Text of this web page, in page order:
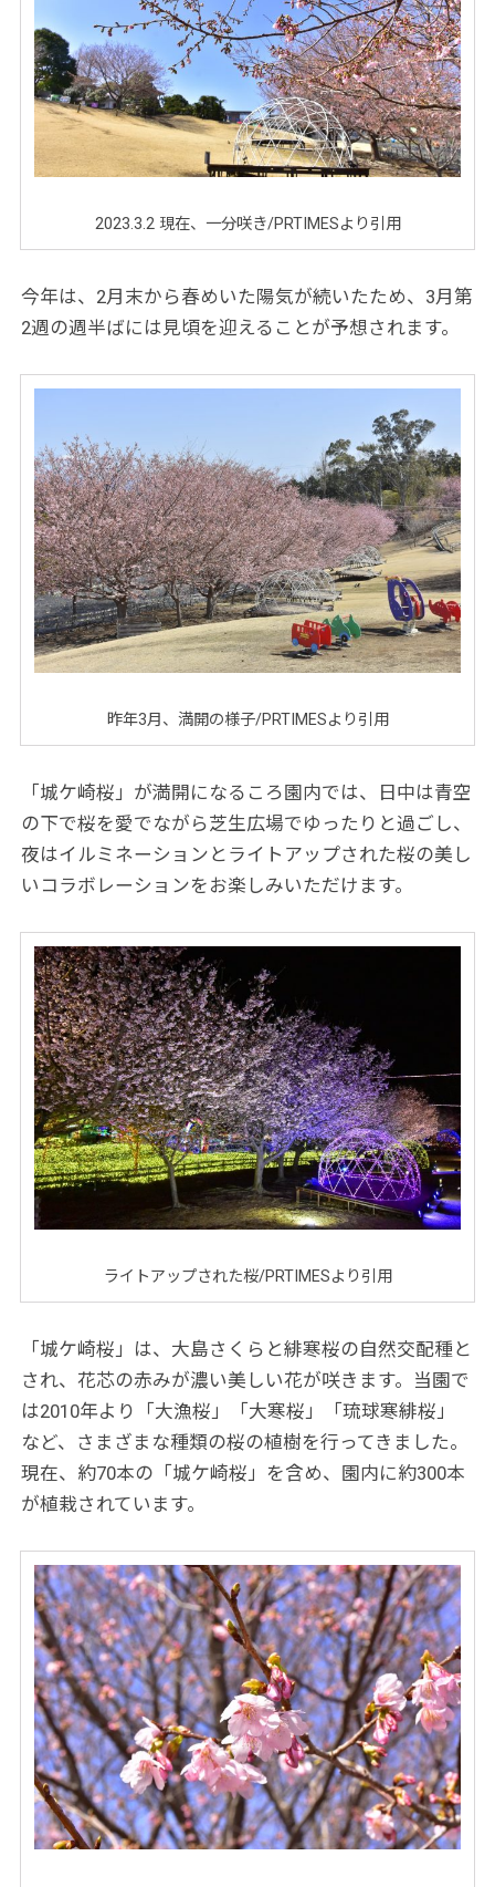
2023.3.2 現在、一分咲き/PRTIMESより引用
今年は、2月末から春めいた陽気が続いたため、3月第
2週の週半ばには見頃を迎えることが予想されます。
昨年3月、満開の様子/PRTIMESより引用
「城ケ崎桜」が満開になるころ園内では、日中は青空
の下で桜を愛でながら芝生広場でゆったりと過ごし、
夜はイルミネーションとライトアップされた桜の美し
いコラボレーションをお楽しみいただけます。
ライトアップされた桜/PRTIMESより引用
「城ケ崎桜」は、大島さくらと緋寒桜の自然交配種と
され、花芯の赤みが濃い美しい花が咲きます。当園で
は2010年より「大漁桜」「大寒桜」「琉球寒緋桜」
など、さまざまな種類の桜の植樹を行ってきました。
現在、約70本の「城ケ崎桜」を含め、園内に約300本
が植栽されています。